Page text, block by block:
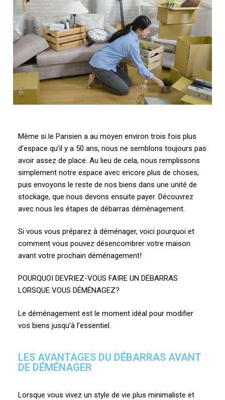
Même si le Parisien a au moyen environ trois fois plus
d’espace qu’il y a 50 ans, nous ne semblons toujours pas
avoir assez de place. Au lieu de cela, nous remplissons
simplement notre espace avec encore plus de choses,
puis envoyons le reste de nos biens dans une unité de
stockage, que nous devons ensuite payer. Découvrez
avec nous les étapes de débarras déménagement.
Si vous vous préparez à déménager, voici pourquoi et
comment vous pouvez désencombrer votre maison
avant votre prochain déménagement!
POURQUOI DEVRIEZ-VOUS FAIRE UN DÉBARRAS
LORSQUE VOUS DÉMÉNAGEZ?
Le déménagement est le moment idéal pour modifier
vos biens jusqu’à l’essentiel.
LES AVANTAGES DU DÉBARRAS AVANT
DE DÉMÉNAGER
Lorsque vous vivez un style de vie plus minimaliste et